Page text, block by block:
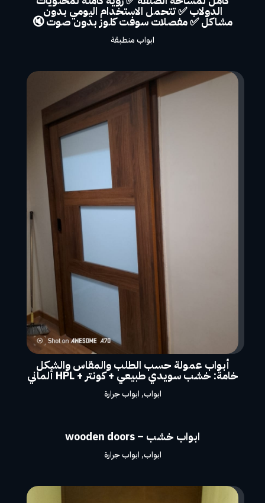
الدولاب ✅ تتحمل الاستخدام اليومي بدون
مشاكل ✅ مفصلات سوفت كلوز بدون صوت 🔇
ابواب منطبقة
أبواب عمولة حسب الطلب والمقاس والشكل
خامة: خشب سويدي طبيعي + كونتر + HPL ألماني
ابواب,ابواب جرارة
ابواب خشب – wooden doors
ابواب, ابواب جرارة